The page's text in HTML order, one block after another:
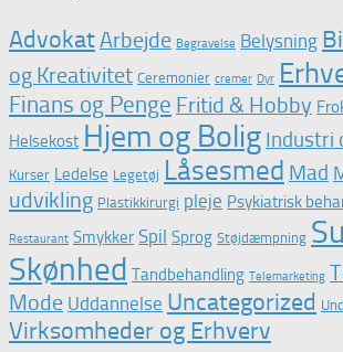
AdvokatArbejde Begravelse Belysning
og Kreativitet Ceremonier cremer Dyr
Finans og Penge Fritid & Hobby
Helsekost Hjem og Bolig Industri
Kurser Ledelse Legetøj Låsesmed Mad
udvikling Plastikkirurgi pleje Psykiatrisk
Restaurant Smykker Spil Sprog Støjdæmpning
Skønhed Tandbehandling Telemarketing
Mode Uddannelse Uncategorized
Virksomheder og Erhverv